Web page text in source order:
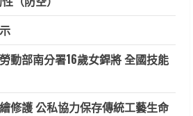
動部南分署16歲女銲將 全國技能
修護 公私協力保存傳統工藝生命